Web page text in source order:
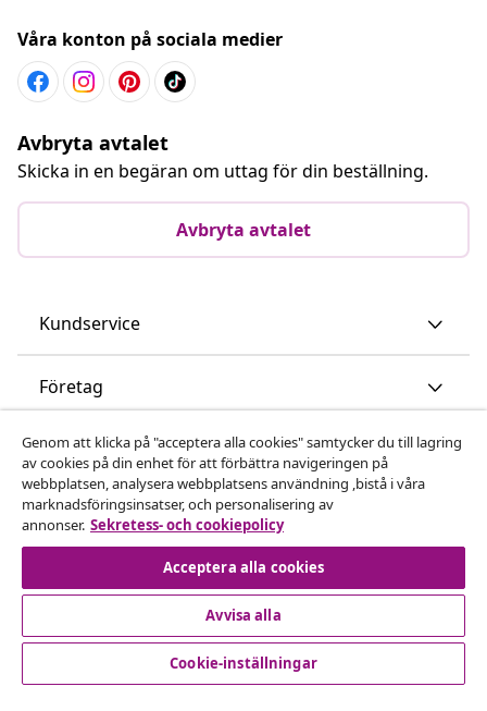
Våra konton på sociala medier
Avbryta avtalet
Skicka in en begäran om uttag för din beställning.
Avbryta avtalet
Kundservice
Företag
vidaXL
Upptäck mer
© 2008-2026 vidaXL www.vidaxl.se är en webbshop från
Genom att klicka på "acceptera alla cookies" samtycker du till lagring
av cookies på din enhet för att förbättra navigeringen på
webbplatsen, analysera webbplatsens användning ,bistå i våra
marknadsföringsinsatser, och personalisering av
annonser. Sekretess- och cookiepolicy
Acceptera alla cookies
Avvisa alla
Cookie-inställningar